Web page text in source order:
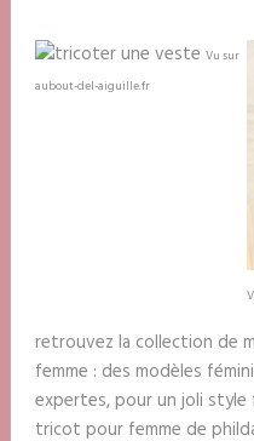
Vu sur
aubout-del-aiguille.fr
retrouvez la collection de
femme : des modèles
expertes, pour un joli style
tricot pour femme de